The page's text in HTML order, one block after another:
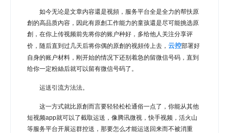
如今无论是文章内容還是视頻，服务平台全是全力的帮扶原
創的高品质內容，因此有原創工作能力的童孩還是尽可能挑选原
創，在你上传视频前先将你的账户种好，多给他人关注分享评
价，随后直到过几天后将你偶的原創的视頻传上去， 云控部署好
自身的账户材料，刚开始的情况下还别着急的留微信号码，直到
给你一定粉絲后就可以留有微信号码了。
运送引流方法法。
这一方式就比原創而言要轻轻松松通俗一点了，你能从其他
短视频app就可以了截取运送，像腾讯微视，快手视频，活火山
等服务平台开展运群控送，那要怎么才能运送回来而不被消重